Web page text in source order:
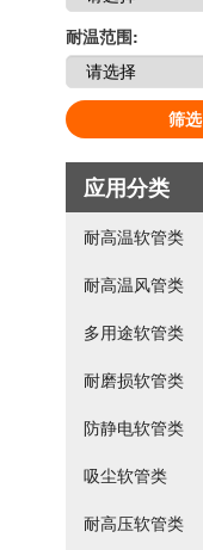
耐温范围:
筛选
应用分类
耐高温软管类
耐高温风管类
多用途软管类
耐磨损软管类
防静电软管类
吸尘软管类
耐高压软管类